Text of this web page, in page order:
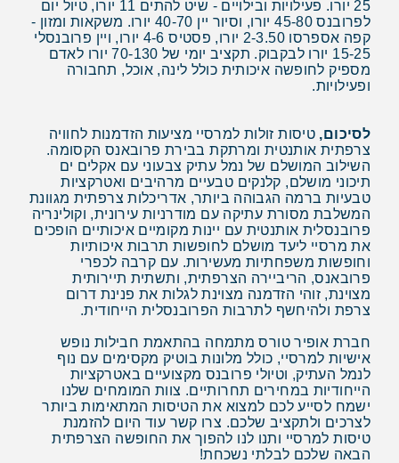
25 יורו. פעילויות ובילויים - שיט להתים 11 יורו, טיול יום
לפרובנס 45-80 יורו, וסיור יין 40-70 יורו. משקאות ומזון -
קפה אספרסו 2-3.50 יורו, פסטיס 4-6 יורו, ויין פרובנסלי
15-25 יורו לבקבוק. תקציב יומי של 70-130 יורו לאדם
מספיק לחופשה איכותית כולל לינה, אוכל, תחבורה
ופעילויות.
לסיכום, טיסות זולות למרסיי מציעות הזדמנות לחוויה
צרפתית אותנטית ומרתקת בבירת פרובאנס הקסומה.
השילוב המושלם של נמל עתיק צבעוני עם אקלים ים
תיכוני מושלם, קלנקים טבעיים מרהיבים ואטרקציות
טבעיות ברמה הגבוהה ביותר, אדריכלות צרפתית מגוונת
המשלבת מסורת עתיקה עם מודרניות עירונית, וקולינריה
פרובנסלית אותנטית עם יינות מקומיים איכותיים הופכים
את מרסיי ליעד מושלם לחופשות תרבות איכותיות
וחופשות משפחתיות מעשירות. עם קרבה לכפרי
פרובאנס, הריביירה הצרפתית, ותשתית תיירותית
מצוינת, זוהי הזדמנה מצוינת לגלות את פנינת דרום
צרפת ולהיחשף לתרבות הפרובנסלית הייחודית.
חברת אופיר טורס מתמחה בהתאמת חבילות נופש
אישיות למרסיי, כולל מלונות בוטיק מקסימים עם נוף
לנמל העתיק, וטיולי פרובנס מקצועיים באטרקציות
הייחודיות במחירים תחרותיים. צוות המומחים שלנו
ישמח לסייע לכם למצוא את הטיסות המתאימות ביותר
לצרכים ולתקציב שלכם. צרו קשר עוד היום להזמנת
טיסות למרסיי ותנו לנו להפוך את החופשה הצרפתית
הבאה שלכם לבלתי נשכחת!